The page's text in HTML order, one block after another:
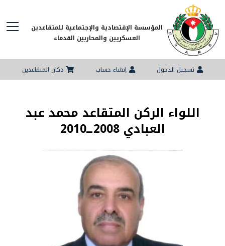
المؤسسة الإقتصادية والإجتماعية للمتقاعدين
العسكريين والمحاربين القدماء
تسجيل الدخول إنشاء حساب دكان المتقاعدين
اللواء الركن المتقاعد محمد عبد
العبادي 2008ــ2010